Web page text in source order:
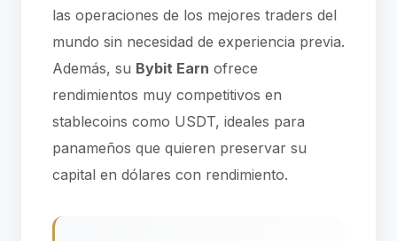
las operaciones de los mejores traders del
mundo sin necesidad de experiencia previa.
Además, su Bybit Earn ofrece
rendimientos muy competitivos en
stablecoins como USDT, ideales para
panameños que quieren preservar su
capital en dólares con rendimiento.